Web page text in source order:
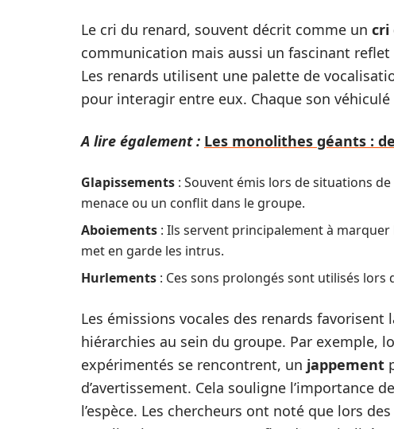
Le cri du renard, souvent décrit comme un cri
communication mais aussi un fascinant
Les renards utilisent une palette de
pour interagir entre eux. Chaque son
A lire également : Les monolithes géants :
Glapissements : Souvent émis lors de situations
menace ou un conflit dans le groupe.
Aboiements : Ils servent principalement à
met en garde les intrus.
Hurlements : Ces sons prolongés sont utilisés
Les émissions vocales des renards favorisent
hiérarchies au sein du groupe. Par exemple,
expérimentés se rencontrent, un jappement
d’avertissement. Cela souligne l’importance
l’espèce. Les chercheurs ont noté que lors